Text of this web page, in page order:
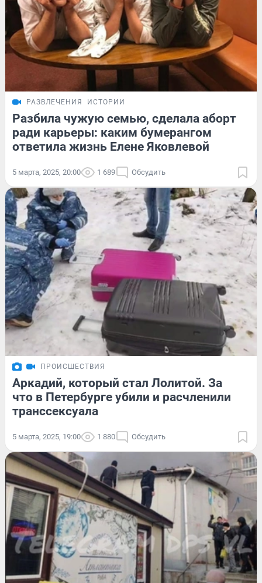
РАЗВЛЕЧЕНИЯ ИСТОРИИ
Разбила чужую семью, сделала аборт
ради карьеры: каким бумерангом
ответила жизнь Елене Яковлевой
5 марта, 2025, 20:00 1 689 Обсудить
ПРОИСШЕСТВИЯ
Аркадий, который стал Лолитой. За
что в Петербурге убили и расчленили
транссексуала
5 марта, 2025, 19:00 1 880 Обсудить